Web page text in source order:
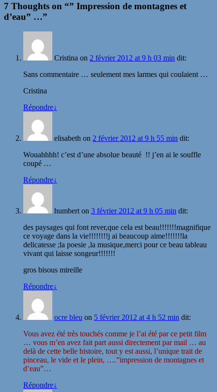
7 Thoughts on “” Impression de montagnes et
d’eau” …”
Cristina on 2 février 2012 at 9 h 03 min dit:
Sans commentaire … seulement mes larmes qui coulaient …
Cristina
Répondre↓
elisabeth on 2 février 2012 at 9 h 55 min dit:
Wouahhhh! c’est d’une absolue beauté !! j’en ai le souffle
coupé …
Répondre↓
humbert on 3 février 2012 at 9 h 05 min dit:
des paysages qui font rever,que cela est beau!!!!!!!magnifique
ce voyage dans la vie!!!!!!!!j ai beaucoup aime!!!!!!!la
delicatesse ;la poesie ,la musique,merci pour ce beau tableau
vivant qui laisse songeur!!!!!!!
gros bisous mireille
Répondre↓
ocre bleu on 5 février 2012 at 4 h 52 min dit:
Vous avez été très touchés comme je l’ai été par ce petit film
… vous m’en avez fait part aussi directement par mail … au
delà de cette belle histoire, tout y est aussi, l’unique trait de
pinceau, le vide et le plein, ….”impression de montagnes et
d’eau”…
Répondre↓